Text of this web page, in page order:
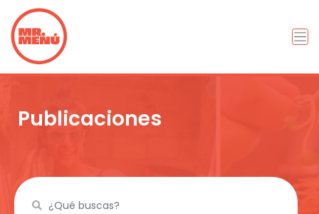
Publicaciones